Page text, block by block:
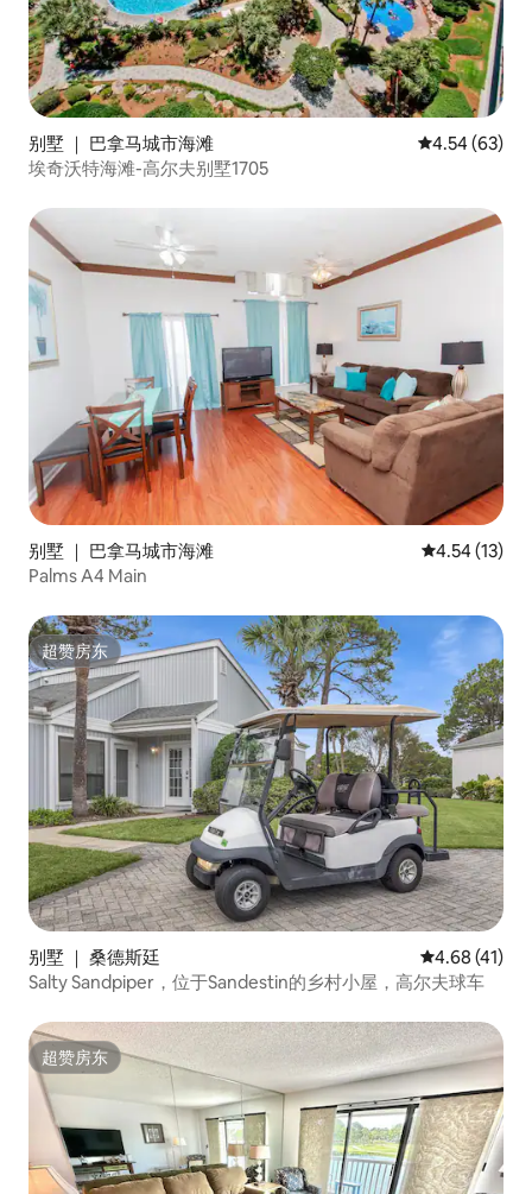
别墅 ｜ 巴拿马城市海滩 平均评分
4.54 (63)
埃奇沃特海滩-高尔夫别墅1705
别墅 ｜ 巴拿马城市海滩 平均评分
4.54 (13)
Palms A4 Main
超赞房东
超赞房东
别墅 ｜ 桑德斯廷 平均评分
4.68 (41)
Salty Sandpiper，位于Sandestin的乡村小屋，高尔夫球车
超赞房东
超赞房东